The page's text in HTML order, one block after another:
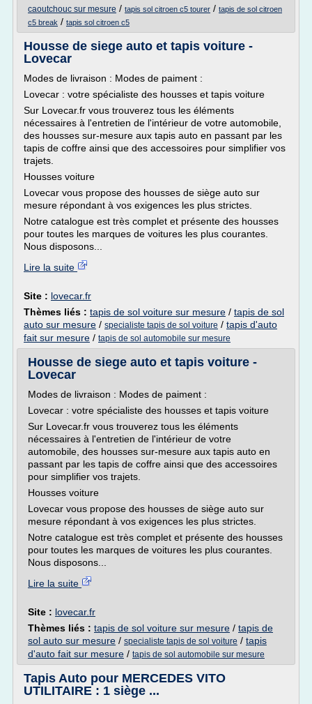
caoutchouc sur mesure / tapis sol citroen c5 tourer / tapis de sol citroen
c5 break / tapis sol citroen c5
Housse de siege auto et tapis voiture -
Lovecar
Modes de livraison : Modes de paiment :
Lovecar : votre spécialiste des housses et tapis voiture
Sur Lovecar.fr vous trouverez tous les éléments
nécessaires à l'entretien de l'intérieur de votre automobile,
des housses sur-mesure aux tapis auto en passant par les
tapis de coffre ainsi que des accessoires pour simplifier vos
trajets.
Housses voiture
Lovecar vous propose des housses de siège auto sur
mesure répondant à vos exigences les plus strictes.
Notre catalogue est très complet et présente des housses
pour toutes les marques de voitures les plus courantes.
Nous disposons...
Lire la suite
Site : lovecar.fr
Thèmes liés : tapis de sol voiture sur mesure / tapis de sol
auto sur mesure / specialiste tapis de sol voiture / tapis d'auto
fait sur mesure / tapis de sol automobile sur mesure
Housse de siege auto et tapis voiture -
Lovecar
Modes de livraison : Modes de paiment :
Lovecar : votre spécialiste des housses et tapis voiture
Sur Lovecar.fr vous trouverez tous les éléments
nécessaires à l'entretien de l'intérieur de votre
automobile, des housses sur-mesure aux tapis auto en
passant par les tapis de coffre ainsi que des accessoires
pour simplifier vos trajets.
Housses voiture
Lovecar vous propose des housses de siège auto sur
mesure répondant à vos exigences les plus strictes.
Notre catalogue est très complet et présente des housses
pour toutes les marques de voitures les plus courantes.
Nous disposons...
Lire la suite
Site : lovecar.fr
Thèmes liés : tapis de sol voiture sur mesure / tapis de
sol auto sur mesure / specialiste tapis de sol voiture / tapis
d'auto fait sur mesure / tapis de sol automobile sur mesure
Tapis Auto pour MERCEDES VITO
UTILITAIRE : 1 siège ...